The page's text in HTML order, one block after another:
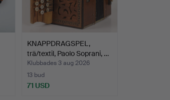
KNAPPDRAGSPEL,
trä/textil, Paolo Soprani, …
Klubbades 3 aug 2026
13 bud
71 USD